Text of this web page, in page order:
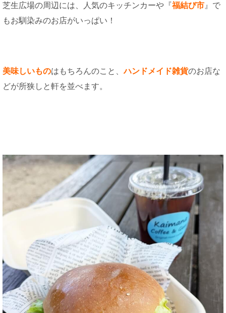
芝生広場の周辺には、人気のキッチンカーや『福結び市 』で
もお馴染みのお店がいっぱい！
美味しいものはもちろんのこと、ハンドメイド雑貨のお店な
どが所狭しと軒を並べます。